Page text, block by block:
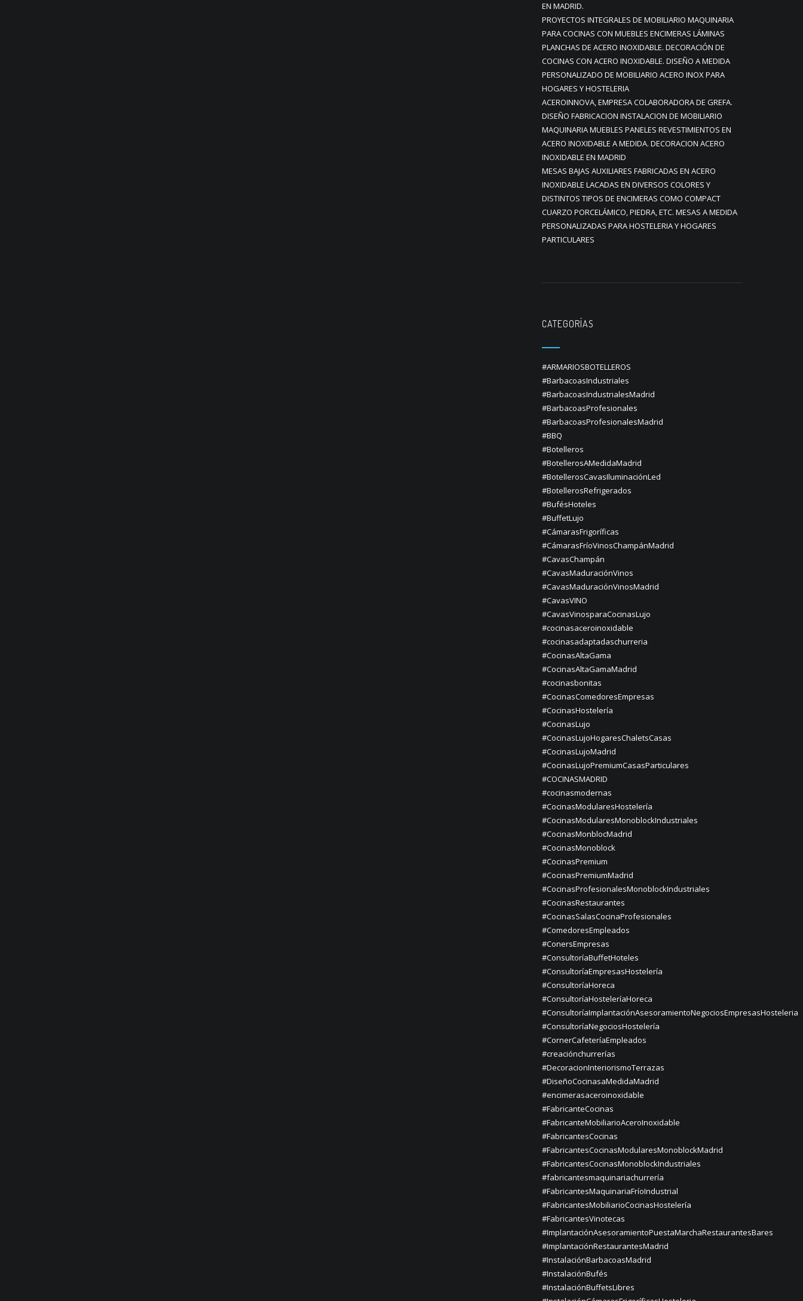
EN MADRID.
PROYECTOS INTEGRALES DE MOBILIARIO MAQUINARIA
PARA COCINAS CON MUEBLES ENCIMERAS LÁMINAS
PLANCHAS DE ACERO INOXIDABLE. DECORACIÓN DE
COCINAS CON ACERO INOXIDABLE. DISEÑO A MEDIDA
PERSONALIZADO DE MOBILIARIO ACERO INOX PARA
HOGARES Y HOSTELERIA
ACEROINNOVA, EMPRESA COLABORADORA DE GREFA.
DISEÑO FABRICACION INSTALACION DE MOBILIARIO
MAQUINARIA MUEBLES PANELES REVESTIMIENTOS EN
ACERO INOXIDABLE A MEDIDA. DECORACION ACERO
INOXIDABLE EN MADRID
MESAS BAJAS AUXILIARES FABRICADAS EN ACERO
INOXIDABLE LACADAS EN DIVERSOS COLORES Y
DISTINTOS TIPOS DE ENCIMERAS COMO COMPACT
CUARZO PORCELÁMICO, PIEDRA, ETC. MESAS A MEDIDA
PERSONALIZADAS PARA HOSTELERIA Y HOGARES
PARTICULARES
CATEGORÍAS
#ARMARIOSBOTELLEROS
#BarbacoasIndustriales
#BarbacoasIndustrialesMadrid
#BarbacoasProfesionales
#BarbacoasProfesionalesMadrid
#BBQ
#Botelleros
#BotellerosAMedidaMadrid
#BotellerosCavasIluminaciónLed
#BotellerosRefrigerados
#BufésHoteles
#BuffetLujo
#CámarasFrigoríficas
#CámarasFríoVinosChampánMadrid
#CavasChampán
#CavasMaduraciónVinos
#CavasMaduraciónVinosMadrid
#CavasVINO
#CavasVinosparaCocinasLujo
#cocinasaceroinoxidable
#cocinasadaptadaschurreria
#CocinasAltaGama
#CocinasAltaGamaMadrid
#cocinasbonitas
#CocinasComedoresEmpresas
#CocinasHostelería
#CocinasLujo
#CocinasLujoHogaresChaletsCasas
#CocinasLujoMadrid
#CocinasLujoPremiumCasasParticulares
#COCINASMADRID
#cocinasmodernas
#CocinasModularesHostelería
#CocinasModularesMonoblockIndustriales
#CocinasMonblocMadrid
#CocinasMonoblock
#CocinasPremium
#CocinasPremiumMadrid
#CocinasProfesionalesMonoblockIndustriales
#CocinasRestaurantes
#CocinasSalasCocinaProfesionales
#ComedoresEmpleados
#ConersEmpresas
#ConsultoríaBuffetHoteles
#ConsultoríaEmpresasHostelería
#ConsultoríaHoreca
#ConsultoríaHosteleríaHoreca
#ConsultoríaImplantaciónAsesoramientoNegociosEmpresasHosteleria
#ConsultoríaNegociosHostelería
#CornerCafeteríaEmpleados
#creaciónchurrerías
#DecoracionInteriorismoTerrazas
#DiseñoCocinasaMedidaMadrid
#encimerasaceroinoxidable
#FabricanteCocinas
#FabricanteMobiliarioAceroInoxidable
#FabricantesCocinas
#FabricantesCocinasModularesMonoblockMadrid
#FabricantesCocinasMonoblockIndustriales
#fabricantesmaquinariachurrería
#FabricantesMaquinariaFríoIndustrial
#FabricantesMobiliarioCocinasHostelería
#FabricantesVinotecas
#ImplantaciónAsesoramientoPuestaMarchaRestaurantesBares
#ImplantaciónRestaurantesMadrid
#InstalaciónBarbacoasMadrid
#InstalaciónBufés
#InstalaciónBuffetsLibres